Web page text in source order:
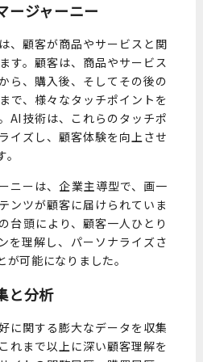
ージャーニー
、顧客が商品やサービスと関
す。顧客は、商品やサービス
ら、購入後、そしてその後の
で、様々なタッチポイントを
AI技術は、これらのタッチポ
イズし、顧客体験を向上させ
ニーは、企業主導型で、画一
ンツが顧客に届けられていま
台頭により、顧客一人ひとり
を理解し、パーソナライズさ
可能になりました。
と分析
に関する膨大なデータを収集
れまで以上に深い顧客理解を